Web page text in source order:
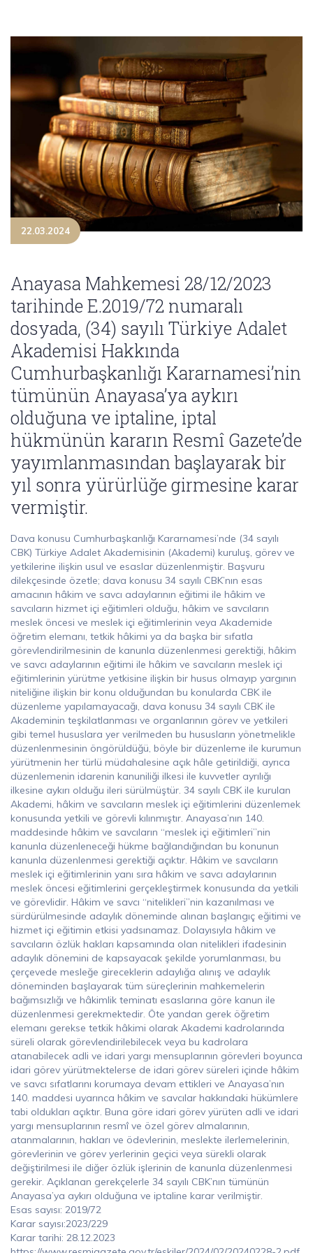
22.03.2024
Anayasa Mahkemesi 28/12/2023
tarihinde E.2019/72 numaralı
dosyada, (34) sayılı Türkiye Adalet
Akademisi Hakkında
Cumhurbaşkanlığı Kararnamesi’nin
tümünün Anayasa’ya aykırı
olduğuna ve iptaline, iptal
hükmünün kararın Resmî Gazete’de
yayımlanmasından başlayarak bir
yıl sonra yürürlüğe girmesine karar
vermiştir.
Dava konusu Cumhurbaşkanlığı Kararnamesi’nde (34 sayılı
CBK) Türkiye Adalet Akademisinin (Akademi) kuruluş, görev ve
yetkilerine ilişkin usul ve esaslar düzenlenmiştir. Başvuru
dilekçesinde özetle; dava konusu 34 sayılı CBK’nın esas
amacının hâkim ve savcı adaylarının eğitimi ile hâkim ve
savcıların hizmet içi eğitimleri olduğu, hâkim ve savcıların
meslek öncesi ve meslek içi eğitimlerinin veya Akademide
öğretim elemanı, tetkik hâkimi ya da başka bir sıfatla
görevlendirilmesinin de kanunla düzenlenmesi gerektiği, hâkim
ve savcı adaylarının eğitimi ile hâkim ve savcıların meslek içi
eğitimlerinin yürütme yetkisine ilişkin bir husus olmayıp yargının
niteliğine ilişkin bir konu olduğundan bu konularda CBK ile
düzenleme yapılamayacağı, dava konusu 34 sayılı CBK ile
Akademinin teşkilatlanması ve organlarının görev ve yetkileri
gibi temel hususlara yer verilmeden bu hususların yönetmelikle
düzenlenmesinin öngörüldüğü, böyle bir düzenleme ile kurumun
yürütmenin her türlü müdahalesine açık hâle getirildiği, ayrıca
düzenlemenin idarenin kanuniliği ilkesi ile kuvvetler ayrılığı
ilkesine aykırı olduğu ileri sürülmüştür. 34 sayılı CBK ile kurulan
Akademi, hâkim ve savcıların meslek içi eğitimlerini düzenlemek
konusunda yetkili ve görevli kılınmıştır. Anayasa’nın 140.
maddesinde hâkim ve savcıların “meslek içi eğitimleri”nin
kanunla düzenleneceği hükme bağlandığından bu konunun
kanunla düzenlenmesi gerektiği açıktır. Hâkim ve savcıların
meslek içi eğitimlerinin yanı sıra hâkim ve savcı adaylarının
meslek öncesi eğitimlerini gerçekleştirmek konusunda da yetkili
ve görevlidir. Hâkim ve savcı “nitelikleri”nin kazanılması ve
sürdürülmesinde adaylık döneminde alınan başlangıç eğitimi ve
hizmet içi eğitimin etkisi yadsınamaz. Dolayısıyla hâkim ve
savcıların özlük hakları kapsamında olan nitelikleri ifadesinin
adaylık dönemini de kapsayacak şekilde yorumlanması, bu
çerçevede mesleğe gireceklerin adaylığa alınış ve adaylık
döneminden başlayarak tüm süreçlerinin mahkemelerin
bağımsızlığı ve hâkimlik teminatı esaslarına göre kanun ile
düzenlenmesi gerekmektedir. Öte yandan gerek öğretim
elemanı gerekse tetkik hâkimi olarak Akademi kadrolarında
süreli olarak görevlendirilebilecek veya bu kadrolara
atanabilecek adli ve idari yargı mensuplarının görevleri boyunca
idari görev yürütmektelerse de idari görev süreleri içinde hâkim
ve savcı sıfatlarını korumaya devam ettikleri ve Anayasa’nın
140. maddesi uyarınca hâkim ve savcılar hakkındaki hükümlere
tabi oldukları açıktır. Buna göre idari görev yürüten adli ve idari
yargı mensuplarının resmî ve özel görev almalarının,
atanmalarının, hakları ve ödevlerinin, meslekte ilerlemelerinin,
görevlerinin ve görev yerlerinin geçici veya sürekli olarak
değiştirilmesi ile diğer özlük işlerinin de kanunla düzenlenmesi
gerekir. Açıklanan gerekçelerle 34 sayılı CBK’nın tümünün
Anayasa’ya aykırı olduğuna ve iptaline karar verilmiştir.
Esas sayısı: 2019/72
Karar sayısı:2023/229
Karar tarihi: 28.12.2023